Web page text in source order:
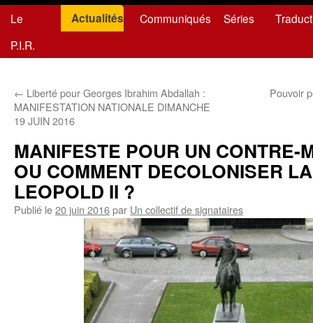
Aller
au
Le
P.I.R.
Actualités Communiqués Séries
← Liberté pour Georges Ibrahim Abdallah :
MANIFESTATION NATIONALE DIMANCHE
19 JUIN 2016
Pouvoir
MANIFESTE POUR UN CONTRE-
OU COMMENT DECOLONISER
LEOPOLD II ?
Publié le20 juin 2016par Un collectif de signataires